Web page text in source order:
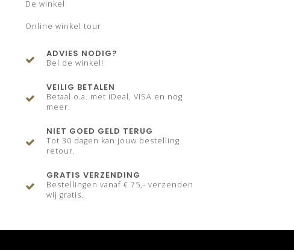
De winkel
Online winkel tour
ADVIES NODIG?
Bel de winkel!
VEILIG BETALEN
Betaal o.a. met iDeal, VISA en nog
meer.
NIET GOED GELD TERUG
Tot 30 dagen kan jouw bestelling
retour.
GRATIS VERZENDING
Bestellingen vanaf € 75,- verzenden
wij gratis.